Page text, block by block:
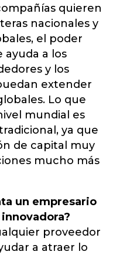
quieren
nacionales y
el poder
a los
y los
extender
Lo que
mundial es
ya que
de capital muy
mucho más
un empresario
proveedor
a atraer lo